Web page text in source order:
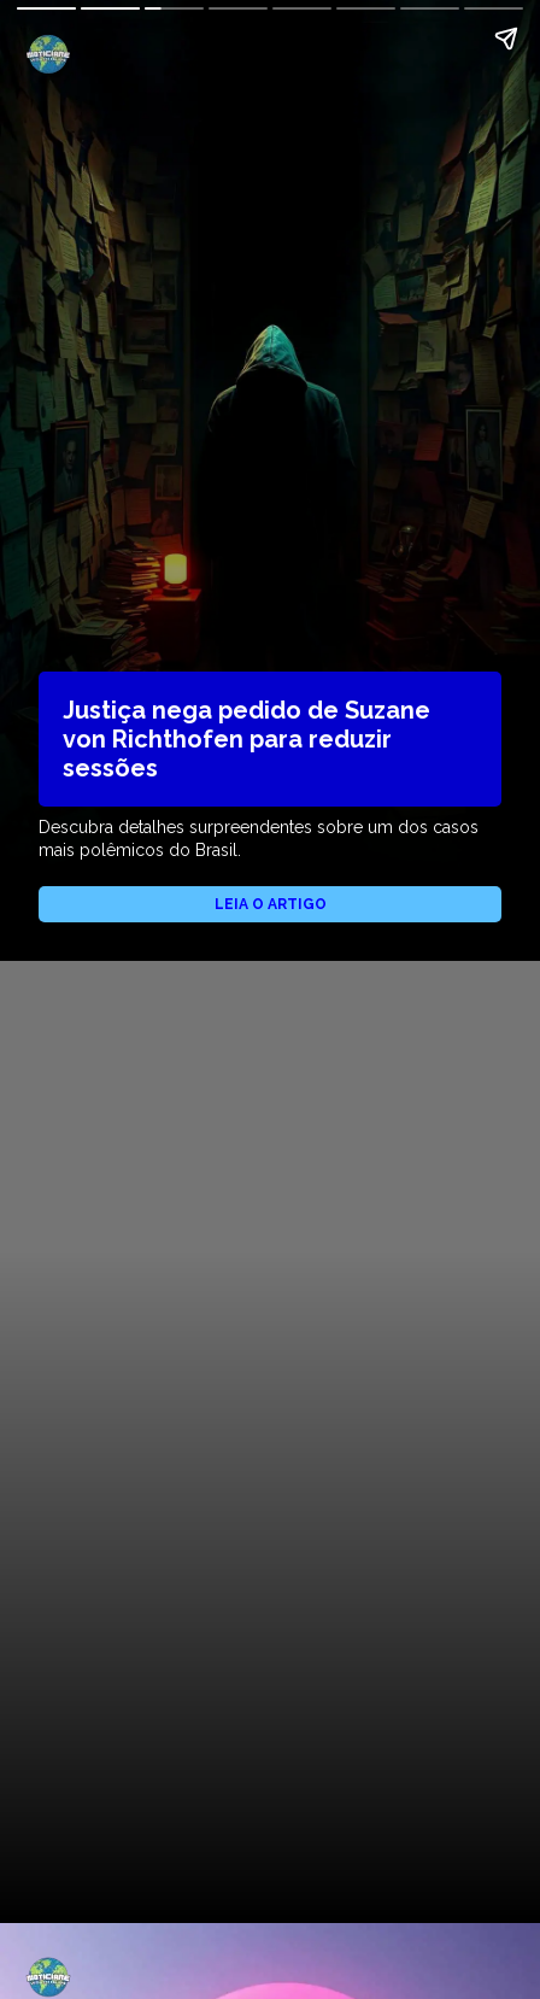
Justiça nega pedido de Suzane
von Richthofen para reduzir
sessões
Descubra detalhes surpreendentes sobre um dos casos
mais polêmicos do Brasil.
LEIA O ARTIGO